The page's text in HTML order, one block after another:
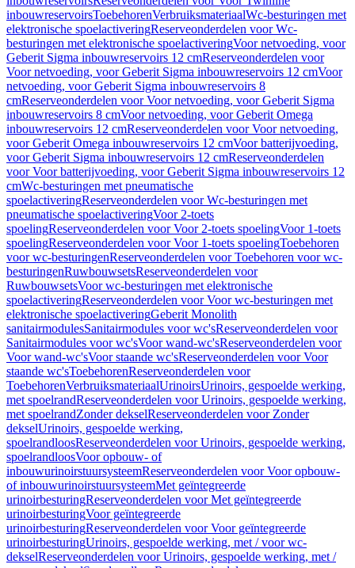
inbouwreservoirsToebehorenVerbruiksmateriaalWc-besturingen met
elektronische spoelactiveringReserveonderdelen voor Wc-
besturingen met elektronische spoelactiveringVoor netvoeding, voor
Geberit Sigma inbouwreservoirs 12 cmReserveonderdelen voor
Voor netvoeding, voor Geberit Sigma inbouwreservoirs 12 cmVoor
netvoeding, voor Geberit Sigma inbouwreservoirs 8
cmReserveonderdelen voor Voor netvoeding, voor Geberit Sigma
inbouwreservoirs 8 cmVoor netvoeding, voor Geberit Omega
inbouwreservoirs 12 cmReserveonderdelen voor Voor netvoeding,
voor Geberit Omega inbouwreservoirs 12 cmVoor batterijvoeding,
voor Geberit Sigma inbouwreservoirs 12 cmReserveonderdelen
voor Voor batterijvoeding, voor Geberit Sigma inbouwreservoirs 12
cmWc-besturingen met pneumatische
spoelactiveringReserveonderdelen voor Wc-besturingen met
pneumatische spoelactiveringVoor 2-toets
spoelingReserveonderdelen voor Voor 2-toets spoelingVoor 1-toets
spoelingReserveonderdelen voor Voor 1-toets spoelingToebehoren
voor wc-besturingenReserveonderdelen voor Toebehoren voor wc-
besturingenRuwbouwsetsReserveonderdelen voor
RuwbouwsetsVoor wc-besturingen met elektronische
spoelactiveringReserveonderdelen voor Voor wc-besturingen met
elektronische spoelactiveringGeberit Monolith
sanitairmodulesSanitairmodules voor wc'sReserveonderdelen voor
Sanitairmodules voor wc'sVoor wand-wc'sReserveonderdelen voor
Voor wand-wc'sVoor staande wc'sReserveonderdelen voor Voor
staande wc'sToebehorenReserveonderdelen voor
ToebehorenVerbruiksmateriaalUrinoirsUrinoirs, gespoelde werking,
met spoelrandReserveonderdelen voor Urinoirs, gespoelde werking,
met spoelrandZonder dekselReserveonderdelen voor Zonder
dekselUrinoirs, gespoelde werking,
spoelrandloosReserveonderdelen voor Urinoirs, gespoelde werking,
spoelrandloosVoor opbouw- of
inbouwurinoirstuursysteemReserveonderdelen voor Voor opbouw-
of inbouwurinoirstuursysteemMet geïntegreerde
urinoirbesturingReserveonderdelen voor Met geïntegreerde
urinoirbesturingVoor geïntegreerde
urinoirbesturingReserveonderdelen voor Voor geïntegreerde
urinoirbesturingUrinoirs, gespoelde werking, met / voor wc-
dekselReserveonderdelen voor Urinoirs, gespoelde werking, met /